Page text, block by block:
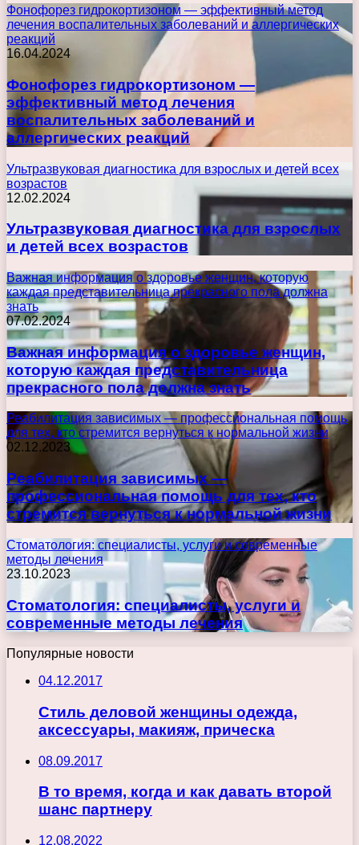
Фонофорез гидрокортизоном — эффективный метод
лечения воспалительных заболеваний и аллергических
реакций
16.04.2024
Фонофорез гидрокортизоном —
эффективный метод лечения
воспалительных заболеваний и
аллергических реакций
Ультразвуковая диагностика для взрослых и детей всех
возрастов
12.02.2024
Ультразвуковая диагностика для взрослых
и детей всех возрастов
Важная информация о здоровье женщин, которую
каждая представительница прекрасного пола должна
знать
07.02.2024
Важная информация о здоровье женщин,
которую каждая представительница
прекрасного пола должна знать
Реабилитация зависимых — профессиональная помощь
для тех, кто стремится вернуться к нормальной жизни
02.12.2023
Реабилитация зависимых —
профессиональная помощь для тех, кто
стремится вернуться к нормальной жизни
Стоматология: специалисты, услуги и современные
методы лечения
23.10.2023
Стоматология: специалисты, услуги и
современные методы лечения
Популярные новости
04.12.2017
Стиль деловой женщины одежда,
аксессуары, макияж, прическа
08.09.2017
В то время, когда и как давать второй
шанс партнеру
12.08.2022